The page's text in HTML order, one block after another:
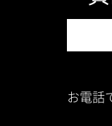
お電話